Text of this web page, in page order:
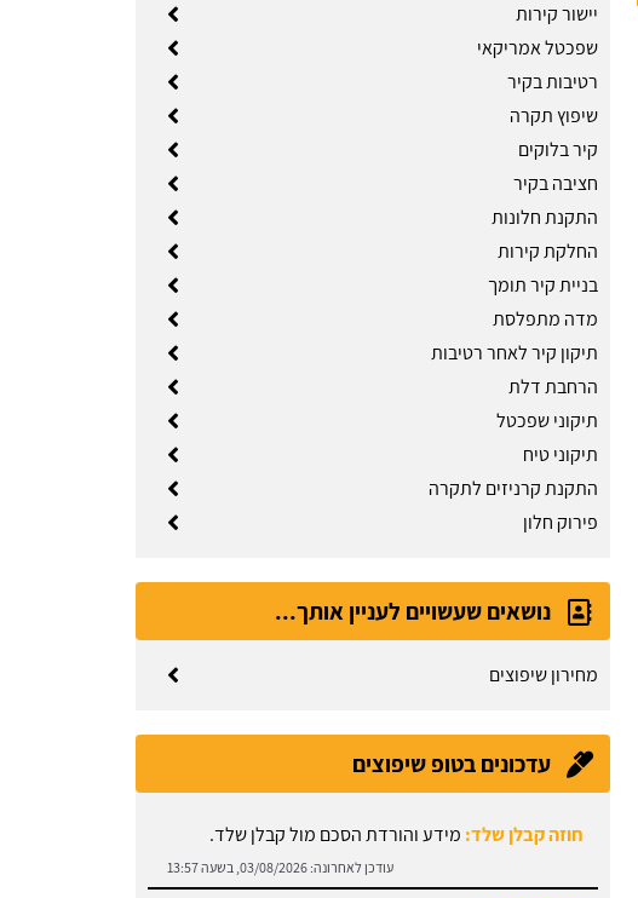
יישור קירות
שפכטל אמריקאי
רטיבות בקיר
שיפוץ תקרה
קיר בלוקים
חציבה בקיר
התקנת חלונות
החלקת קירות
בניית קיר תומך
מדה מתפלסת
תיקון קיר לאחר רטיבות
הרחבת דלת
תיקוני שפכטל
תיקוני טיח
התקנת קרניזים לתקרה
פירוק חלון
נושאים שעשויים לעניין אותך...
מחירון שיפוצים
עדכונים בטופ שיפוצים
חוזה קבלן שלד: מידע והורדת הסכם מול קבלן שלד.
עודכן לאחרונה: 03/08/2026, בשעה 13:57